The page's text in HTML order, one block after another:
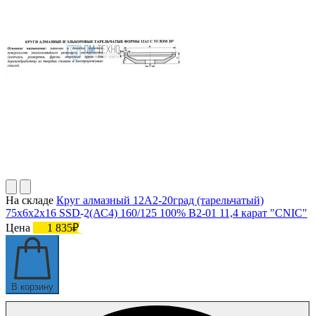
На складе Круг алмазный 12А2-20град (тарельчатый)
75х6х2х16 SSD-2(АС4) 160/125 100% В2-01 11,4 карат "CNIC"
Цена
1 835₽
В корзину